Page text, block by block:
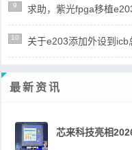
9 求助，紫光fpga移植
10 关于e203添加外设到icb
最新资讯
芯来科技亮相